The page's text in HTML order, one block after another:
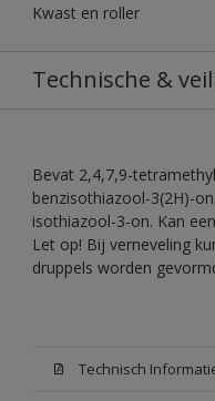
Kwast en roller
Technische &
Bevat 2,4,7,9-
benzisothiazool-3(2H)-
isothiazool-3-on. Kan
Let op! Bij verneveling
druppels worden
Technisch